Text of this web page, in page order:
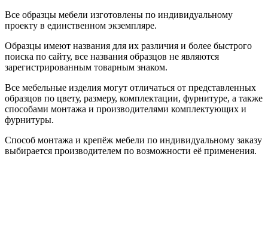
Все образцы мебели изготовлены по индивидуальному
проекту в единственном экземпляре.
Образцы имеют названия для их различия и более быстрого
поиска по сайту, все названия образцов не являются
зарегистрированным товарным знаком.
Все мебельные изделия могут отличаться от представленных
образцов по цвету, размеру, комплектации, фурнитуре, а также
способами монтажа и производителями комплектующих и
фурнитуры.
Способ монтажа и крепёж мебели по индивидуальному заказу
выбирается производителем по возможности её применения.